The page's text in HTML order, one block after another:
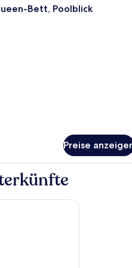
Bett, Poolblick
Preise